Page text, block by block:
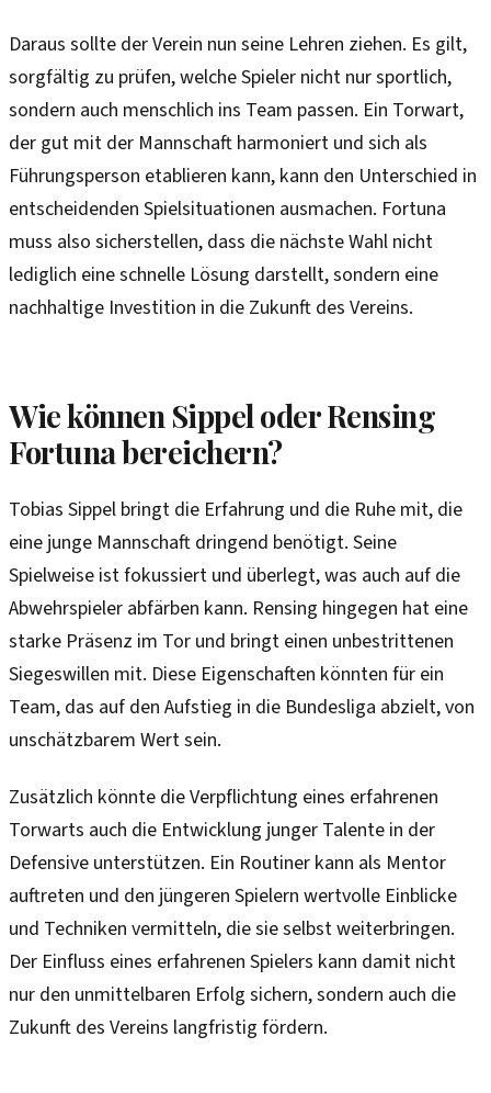
Daraus sollte der Verein nun seine Lehren ziehen. Es gilt,
sorgfältig zu prüfen, welche Spieler nicht nur sportlich,
sondern auch menschlich ins Team passen. Ein Torwart,
der gut mit der Mannschaft harmoniert und sich als
Führungsperson etablieren kann, kann den Unterschied in
entscheidenden Spielsituationen ausmachen. Fortuna
muss also sicherstellen, dass die nächste Wahl nicht
lediglich eine schnelle Lösung darstellt, sondern eine
nachhaltige Investition in die Zukunft des Vereins.
Wie können Sippel oder Rensing
Fortuna bereichern?
Tobias Sippel bringt die Erfahrung und die Ruhe mit, die
eine junge Mannschaft dringend benötigt. Seine
Spielweise ist fokussiert und überlegt, was auch auf die
Abwehrspieler abfärben kann. Rensing hingegen hat eine
starke Präsenz im Tor und bringt einen unbestrittenen
Siegeswillen mit. Diese Eigenschaften könnten für ein
Team, das auf den Aufstieg in die Bundesliga abzielt, von
unschätzbarem Wert sein.
Zusätzlich könnte die Verpflichtung eines erfahrenen
Torwarts auch die Entwicklung junger Talente in der
Defensive unterstützen. Ein Routiner kann als Mentor
auftreten und den jüngeren Spielern wertvolle Einblicke
und Techniken vermitteln, die sie selbst weiterbringen.
Der Einfluss eines erfahrenen Spielers kann damit nicht
nur den unmittelbaren Erfolg sichern, sondern auch die
Zukunft des Vereins langfristig fördern.